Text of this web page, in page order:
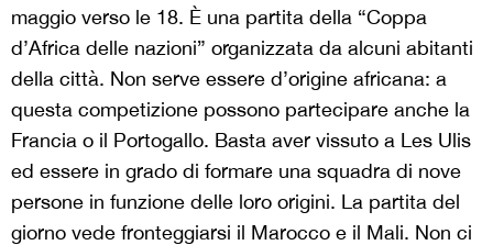
maggio verso le 18. È una partita della “Coppa
d’Africa delle nazioni” organizzata da alcuni abitanti
della città. Non serve essere d’origine africana: a
questa competizione possono partecipare anche la
Francia o il Portogallo. Basta aver vissuto a Les Ulis
ed essere in grado di formare una squadra di nove
persone in funzione delle loro origini. La partita del
giorno vede fronteggiarsi il Marocco e il Mali. Non ci